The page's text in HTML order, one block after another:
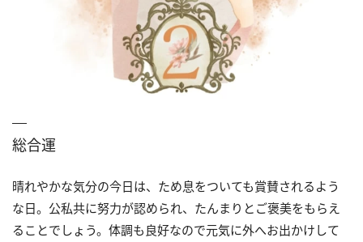
総合運
晴れやかな気分の今日は、ため息をついても賞賛されるよう
な日。公私共に努力が認められ、たんまりとご褒美をもらえ
ることでしょう。体調も良好なので元気に外へお出かけして